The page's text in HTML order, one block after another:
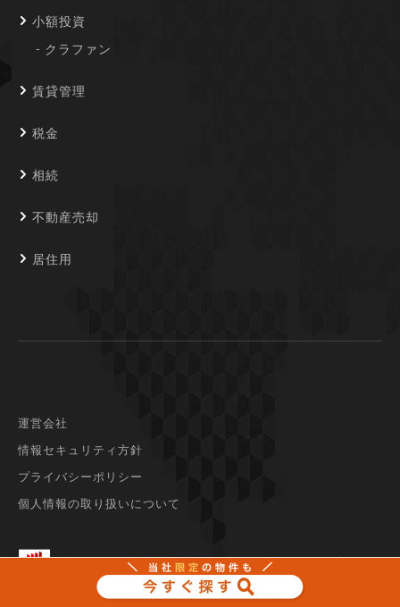
小額投資
クラファン
賃貸管理
税金
相続
不動産売却
居住用
運営会社
情報セキュリティ方針
プライバシーポリシー
個人情報の取り扱いについて
当サイトは、株式会社ランドネット（東証スタンダード市場に上場）の
運営するサービスです。
© 2026 LANDNET Inc.記事無断転載禁止